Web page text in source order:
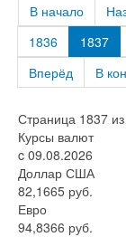
В начало
1836
1837
Вперёд
В
Страница 1837
Курсы валют
c 09.08.2026
Доллар США
82,1665 руб.
Евро
94,8366 руб.